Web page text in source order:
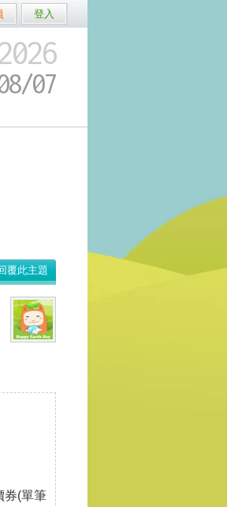
登入
07
覆此主題
券(單筆